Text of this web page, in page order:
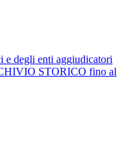
e degli enti aggiudicatori
STORICO fino al